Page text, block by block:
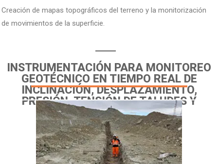
Creación de mapas topográficos del terreno y la monitorización
de movimientos de la superficie.
INSTRUMENTACIÓN PARA MONITOREO
GEOTÉCNICO EN TIEMPO REAL DE
INCLINACIÓN, DESPLAZAMIENTO,
PRESIÓN, TENSIÓN DE TALUDES Y
TUNELES.